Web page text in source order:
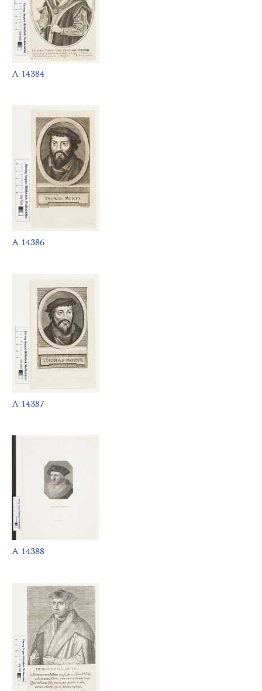
A 14384
A 14386
A 14387
A 14388